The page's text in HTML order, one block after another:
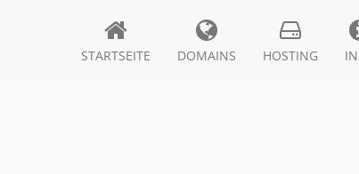
STARTSEITE DOMAINS HOSTING